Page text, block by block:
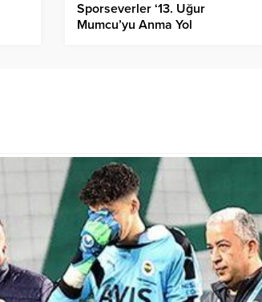
Sporseverler ‘13. Uğur
Mumcu’yu Anma Yol